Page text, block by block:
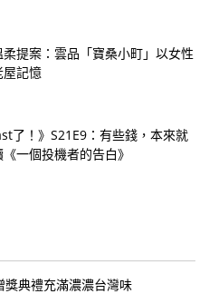
提案：雲品「寶桑小町」以女性
屋記憶
了！》S21E9：有些錢，本來就
一個投機者的告白》
典禮充滿濃濃台灣味